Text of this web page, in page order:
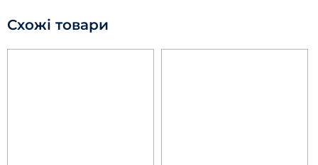
Схожі товари